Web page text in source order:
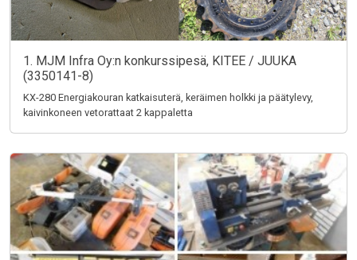
1. MJM Infra Oy:n konkurssipesä, KITEE / JUUKA
(3350141-8)
KX-280 Energiakouran katkaisuterä, keräimen holkki ja päätylevy,
kaivinkoneen vetorattaat 2 kappaletta